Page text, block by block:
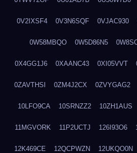
0V2IXSF4 0V3N6SQF 0VJAC930
0W58MBQO 0W5D86N5
0X4GG1J6 0XAANC43 0XI05VVT
0ZAVTHSI 0ZM4J2CX 0ZVYGAG2
10LFO9CA 10SRNZZ2 10ZH1AUS
11MGVORK 11P2UCTJ 126I93O6
12K469CE 12QCPWZN 12UKQO0N